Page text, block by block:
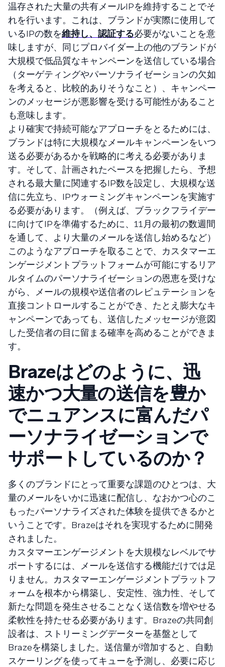
温存された大量の共有メールIPを維持することでそ
れを行います。これは、ブランドが実際に使用して
いるIPの数を維持し、認証する必要がないことを意
味しますが、同じプロバイダー上の他のブランドが
大規模で低品質なキャンペーンを送信している場合
（ターゲティングやパーソナライゼーションの欠如
を考えると、比較的ありそうなこと）、キャンペー
ンのメッセージが悪影響を受ける可能性があること
も意味します。
より確実で持続可能なアプローチをとるためには、
ブランドは特に大規模なメールキャンペーンをいつ
送る必要があるかを戦略的に考える必要がありま
す。そして、計画されたペースを把握したら、予想
される最大量に関連するIP数を設定し、大規模な送
信に先立ち、IPウォーミングキャンペーンを実施す
る必要があります。（例えば、ブラックフライデー
に向けてIPを準備するために、11月の最初の数週間
を通して、より大量のメールを送信し始めるなど）
このようなアプローチを取ることで、カスタマーエ
ンゲージメントプラットフォームが可能にするリア
ルタイムのパーソナライゼーションの恩恵を受けな
がら、メールの規模や送信者のレピュテーションを
直接コントロールすることができ、たとえ膨大なキ
ャンペーンであっても、送信したメッセージが意図
した受信者の目に留まる確率を高めることができま
す。
Brazeはどのように、迅
速かつ大量の送信を豊か
でニュアンスに富んだパ
ーソナライゼーションで
サポートしているのか？
多くのブランドにとって重要な課題のひとつは、大
量のメールをいかに迅速に配信し、なおかつ心のこ
もったパーソナライズされた体験を提供できるかと
いうことです。Brazeはそれを実現するために開発
されました。
カスタマーエンゲージメントを大規模なレベルでサ
ポートするには、メールを送信する機能だけでは足
りません。カスタマーエンゲージメントプラットフ
ォームを根本から構築し、安定性、強力性、そして
新たな問題を発生させることなく送信数を増やせる
柔軟性を持たせる必要があります。Brazeの共同創
設者は、ストリーミングデーターを基盤として
Brazeを構築しました。送信量が増加すると、自動
スケーリングを使ってキューを予測し、必要に応じ